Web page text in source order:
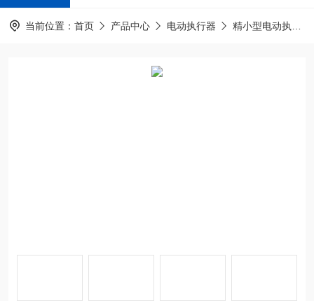
当前位置： 首页 产品中心 电动执行器 精小型电动执行机构